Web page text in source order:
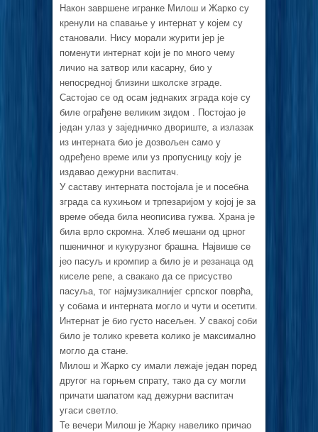
Након завршене игранке Милош и Жарко су
кренули на спавање у интернат у којем су
становали. Нису морали журити јер је
поменути интернат који је по много чему
личио на затвор или касарну, био у
непосредној близини школске зграде.
Састојао се од осам једнаких зграда које су
биле ограђене великим зидом . Постојао је
један улаз у заједничко двориште, а излазак
из интерната био је дозвољен само у
одређено време или уз пропусницу коју је
издавао дежурни васпитач.
У саставу интерната постојала је и посебна
зграда са кухињом и трпезаријом у којој је за
време обеда била неописива гужва. Храна је
била врло скромна. Хлеб мешани од црног
пшеничног и кукурузног брашна. Највише се
јео пасуљ и кромпир а било је и резанаца од
киселе репе, а свакако да се присуство
пасуља, тог најмузикалнијег српског поврћа,
у собама и интерната могло и чути и осетити.
Интернат је био густо насељен. У свакој соби
било је толико кревета колико је максимално
могло да стане.
Милош и Жарко су имали лежаје један поред
другог на горњем спрату, тако да су могли
причати шапатом кад дежурни васпитач
угаси светло.
Те вечери Милош је Жарку навелико причао